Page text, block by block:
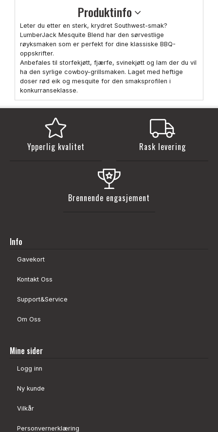
Produktinfo
Leter du etter en sterk, krydret Southwest-smak?
LumberJack Mesquite Blend har den sørvestlige
røyksmaken som er perfekt for dine klassiske BBQ-
oppskrifter.
Anbefales til storfekjøtt, fjærfe, svinekjøtt og lam der du vil
ha den syrlige cowboy-grillsmaken. Laget med heftige
doser rød eik og mesquite for den smaksprofilen i
konkurranseklasse.
Ypperlig kvalitet Rask levering
Brennende engasjement
Info
Gavekort
Kontakt Oss
Support&Service
Om Oss
Mine sider
Logg inn
Ny kunde
Vilkår
Personvernerklæring